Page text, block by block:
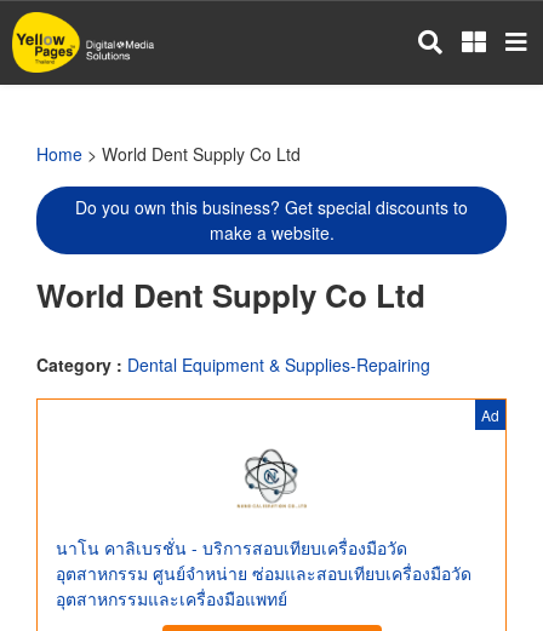
Skip
to
main
Home > World Dent Supply Co Ltd
Do you own this business? Get special discounts to
make a website.
World Dent Supply Co Ltd
Category : Dental Equipment & Supplies-Repairing
Ad
นาโน คาลิเบรชั่น - บริการสอบเทียบเครื่องมือวัด
อุตสาหกรรม ศูนย์จําหน่าย ซ่อมและสอบเทียบเครื่องมือวัด
อุตสาหกรรมและเครื่องมือแพทย์